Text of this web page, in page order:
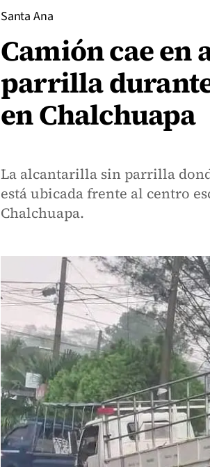
Santa Ana
Camión cae
parrilla
en Chalchuapa
La alcantarilla sin parrilla
está ubicada frente al centro
Chalchuapa.